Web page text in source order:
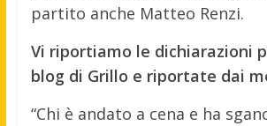
partito anche Matteo Renzi.
Vi riportiamo le dichiarazioni
blog di Grillo e riportate dai
“Chi è andato a cena e ha